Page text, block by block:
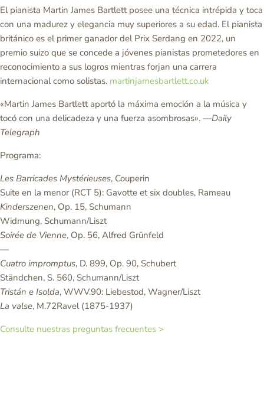
El pianista Martin James Bartlett posee una técnica intrépida y toca
con una madurez y elegancia muy superiores a su edad. El pianista
británico es el primer ganador del Prix Serdang en 2022, un
premio suizo que se concede a jóvenes pianistas prometedores en
reconocimiento a sus logros mientras forjan una carrera
internacional como solistas. martinjamesbartlett.co.uk
«Martin James Bartlett aportó la máxima emoción a la música y
tocó con una delicadeza y una fuerza asombrosas». —Daily
Telegraph
Programa:
Les Barricades Mystérieuses, Couperin
Suite en la menor (RCT 5): Gavotte et six doubles, Rameau
Kinderszenen, Op. 15, Schumann
Widmung, Schumann/Liszt
Soirée de Vienne, Op. 56, Alfred Grünfeld
—
Cuatro impromptus, D. 899, Op. 90, Schubert
Ständchen, S. 560, Schumann/Liszt
Tristán e Isolda, WWV.90: Liebestod, Wagner/Liszt
La valse, M.72Ravel (1875-1937)
Consulte nuestras preguntas frecuentes >